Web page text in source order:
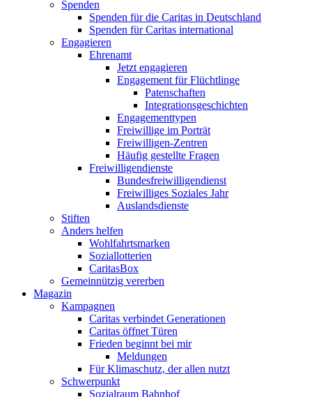
Spenden
Spenden für die Caritas in Deutschland
Spenden für Caritas international
Engagieren
Ehrenamt
Jetzt engagieren
Engagement für Flüchtlinge
Patenschaften
Integrationsgeschichten
Engagementtypen
Freiwillige im Porträt
Freiwilligen-Zentren
Häufig gestellte Fragen
Freiwilligendienste
Bundesfreiwilligendienst
Freiwilliges Soziales Jahr
Auslandsdienste
Stiften
Anders helfen
Wohlfahrtsmarken
Soziallotterien
CaritasBox
Gemeinnützig vererben
Magazin
Kampagnen
Caritas verbindet Generationen
Caritas öffnet Türen
Frieden beginnt bei mir
Meldungen
Für Klimaschutz, der allen nutzt
Schwerpunkt
Sozialraum Bahnhof